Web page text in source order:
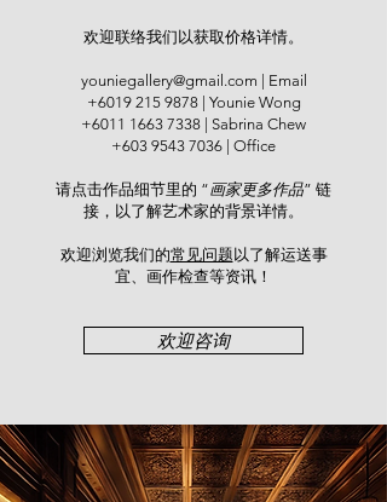
many more. His works were also
Singapore, Liaoning Provincial
Museum (China), among others.
Notably, Cheah's finger-painting
gold prize in China's "Top 100
Chinese Finger-Painting Artists'
Artwork Collection" publication in
欢迎联络我们以获取价格详情。
youniegallery@gmail.com | Email
+6019 215 9878| Younie Wong
+6011 1663 7338 | Sabrina Chew
+603 9543 7036 | Office
请点击作品细节里的 “画家更多作品” 链
接，以了解艺术家的背景详情。
欢迎浏览我们的常见问题 以了解运送事
宜、画作检查等资讯！​
欢迎咨询